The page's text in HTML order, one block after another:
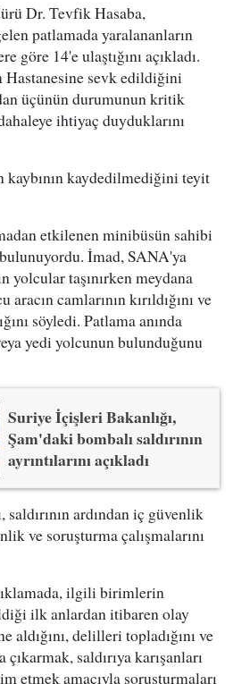
Dr. Tevfik Hasaba,
patlamada yaralananların
göre 14'e ulaştığını açıkladı.
Hastanesine sevk edildiğini
üçünün durumunun kritik
ihtiyaç duyduklarını
kaybının kaydedilmediğini teyit
etkilenen minibüsün sahibi
İmad, SANA'ya
yolcular taşınırken meydana
camlarının kırıldığını ve
söyledi. Patlama anında
yedi yolcunun bulunduğunu
Suriye İçişleri Bakanlığı,
Şam'daki bombalı saldırının
ayrıntılarını açıkladı
ardından iç güvenlik
ve soruşturma çalışmalarını
ilgili birimlerin
ilk anlardan itibaren olay
delilleri topladığını ve
çıkarmak, saldırıya karışanları
etmek amacıyla soruşturmaları